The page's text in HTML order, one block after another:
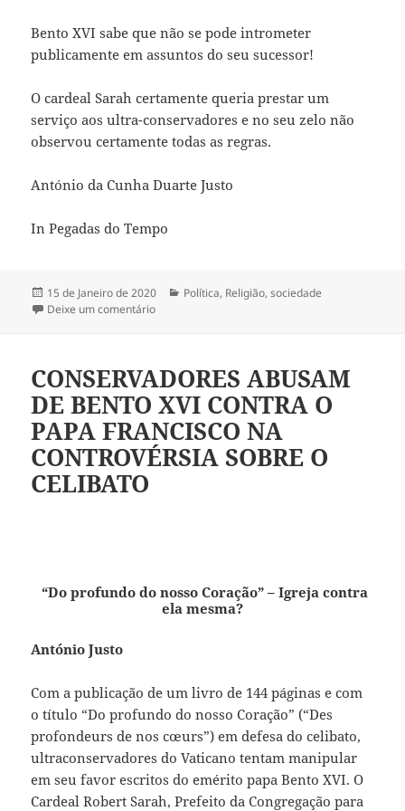
Bento XVI sabe que não se pode intrometer
publicamente em assuntos do seu sucessor!
O cardeal Sarah certamente queria prestar um
serviço aos ultra-conservadores e no seu zelo não
observou certamente todas as regras.
António da Cunha Duarte Justo
In Pegadas do Tempo
Publicado
a
15 de Janeiro de 2020 Categorias
Política, Religião,sociedade
Deixe um comentário
CONSERVADORES ABUSAM
DE BENTO XVI CONTRA O
PAPA FRANCISCO NA
CONTROVÉRSIA SOBRE O
CELIBATO
“Do profundo do nosso Coração” – Igreja contra
ela mesma?
António Justo
Com a publicação de um livro de 144 páginas e com
o título “Do profundo do nosso Coração” (“Des
profondeurs de nos cœurs”) em defesa do celibato,
ultraconservadores do Vaticano tentam manipular
em seu favor escritos do emérito papa Bento XVI. O
Cardeal Robert Sarah, Prefeito da Congregação para